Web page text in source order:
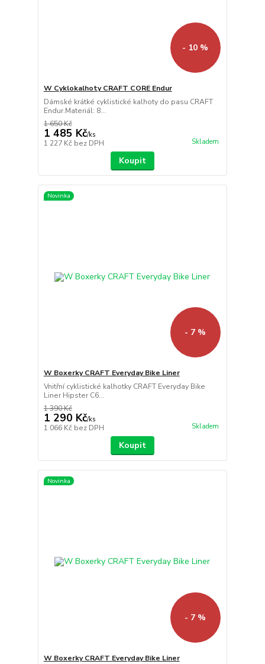
- 10 %
W Cyklokalhoty CRAFT CORE Endur
Dámské krátké cyklistické kalhoty do pasu CRAFT
Endur.Materiál: 8...
1 650 Kč
1 485 Kč/ks
1 227 Kč bez DPH Skladem
Koupit
Novinka
- 7 %
W Boxerky CRAFT Everyday Bike Liner
Vnitřní cyklistické kalhotky CRAFT Everyday Bike
Liner Hipster C6...
1 390 Kč
1 290 Kč/ks
1 066 Kč bez DPH Skladem
Koupit
Novinka
- 7 %
W Boxerky CRAFT Everyday Bike Liner